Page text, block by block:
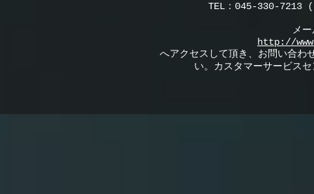
TEL：045-330-7213
メ
http://
へアクセスして頂き、お問い合わ
い。カスタマーサービス